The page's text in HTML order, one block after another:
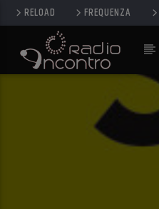
RELOAD FREQUENZA